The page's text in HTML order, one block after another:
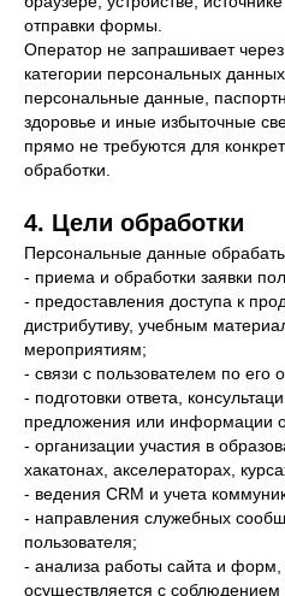
отправки формы.
Оператор не запрашивает
категории персональных
персональные данные,
здоровье и иные избыточные
прямо не требуются для
обработки.
4. Цели обработки
Персональные данные
- приема и обработки заявки
- предоставления доступа к
дистрибутиву, учебным
мероприятиям;
- связи с пользователем по его
- подготовки ответа,
предложения или информации о
- организации участия в
хакатонах, акселераторах,
- ведения CRM и учета
- направления служебных
пользователя;
- анализа работы сайта и форм,
осуществляется с соблюдением